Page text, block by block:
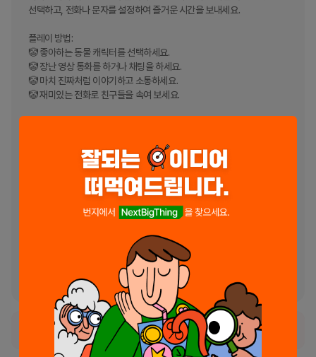
선택하고, 전화나 문자를 설정하여 즐거운 시간을 보내세요.
플레이 방법:
🤡 좋아하는 동물 캐릭터를 선택하세요.
🤡 장난 영상 통화를 하거나 채팅을 하세요.
🤡 마치 진짜처럼 이야기하고 소통하세요.
🤡 재미있는 전화로 친구들을 속여 보세요.
💬 가짜 채팅: 사실적인 메시지를 보내고 재미있는 대화를 만들어 보세요.
💥 멋진 음악 장난: 음향 효과와 음악을 추가하여 더욱 재미있게 놀 수 있
🎶 쉽고 재미있음: 사용하기 쉽고, 장난의 가능성은 무궁무진합니다.
🎮 미니 게임 챌린지: 신나는 미니 게임으로 실력을 시험하고 새로운 기능
자, 뭘 망설이세요? 지금 바로 Animal Call&Chat: Music Prank를 다
운로드하고, 지금껏 경험하지 못한 최고의 장난, 통화, 채팅으로 휴대폰에
즐거움을 더하세요! 🎤🎶
정식 서비스로 출시되었습니다.